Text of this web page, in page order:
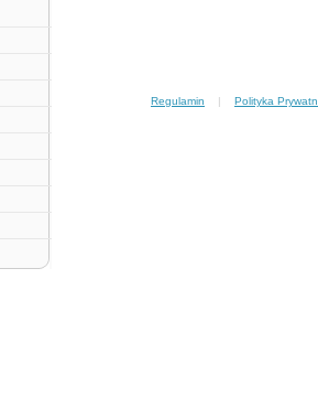
Regulamin | Polityka